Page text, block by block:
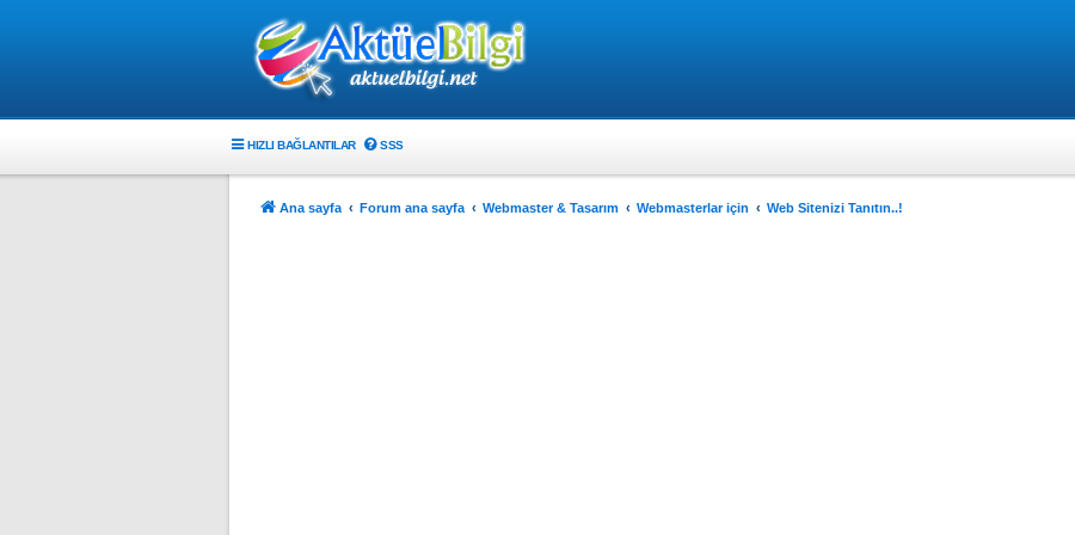
HIZLI BAĞLANTILAR SSS
Ana sayfa Forum ana sayfa Webmaster & Tasarım Webmasterlar için Web Sitenizi Tanıtın..!